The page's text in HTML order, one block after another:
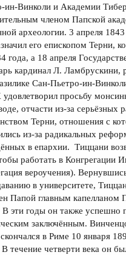
ин-Винколи и Академии
членом Папской
археологии. 3 апреля 1843
его епископом Терни,
года, а 18 апреля
кардинал Л. Ламбрускини,
Сан-Пьетро-ин-
просьбу
отчасти из-за серьёзных
Терни, отношения с
из-за радикальных
в епархии. Тиццани
работать в Конгрегации
вероучения).
в университете,
Папой главным капелланом
эти годы он также успешно
заключённым.
в Риме 10 января
В течение четверти века он